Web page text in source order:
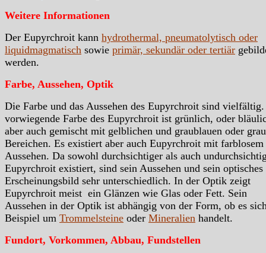
Weitere Informationen
Der Eupyrchroit kann hydrothermal, pneumatolytisch oder
liquidmagmatisch sowie primär, sekundär oder tertiär
werden.
Farbe, Aussehen, Optik
Die Farbe und das Aussehen des Eupyrchroit sind
vorwiegende Farbe des Eupyrchroit ist grünlich, oder
aber auch gemischt mit gelblichen und graublauen oder
Bereichen. Es existiert aber auch Eupyrchroit mit farblosem
Aussehen. Da sowohl durchsichtiger als auch
Eupyrchroit existiert, sind sein Aussehen und sein optisches
Erscheinungsbild sehr unterschiedlich. In der Optik zeigt
Eupyrchroit meist ein Glänzen wie Glas oder Fett. Sein
Aussehen in der Optik ist abhängig von der Form, ob es
Beispiel um Trommelsteine oder Mineralien handelt.
Fundort, Vorkommen, Abbau, Fundstellen